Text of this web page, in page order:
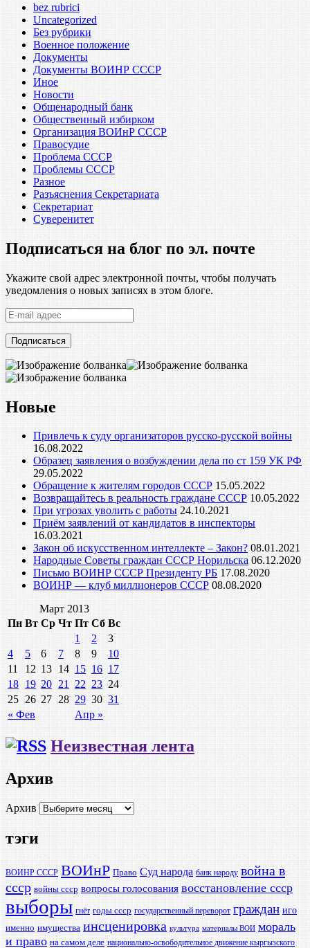
bez rubrici
Uncategorized
Без рубрики
Военное положение
Документы
Документы ВОИНР СССР
Иное
Новости
Общенародный банк
Общественный избирком
Организация ВОИнР СССР
Правосудие
Проблема СССР
Проблемы СССР
Разное
Разъяснения Секретариата
Секретариат
Суверенитет
Подписаться на блог по эл. почте
Укажите свой адрес электронной почты, чтобы получать
уведомления о новых записях в этом блоге.
E-
mail
адрес
Новые
Привлечь к суду организаторов русско-русской войны
16.08.2022
Образец заявления о возбуждении дела по ст 159 УК РФ
29.05.2022
Обращение к жителям городов СССР 15.05.2022
Возвращайтесь в реальность граждане СССР 10.05.2022
При угрозах уволить с работы 24.10.2021
Приём заявлений от кандидатов в инспекторы
16.03.2021
Закон об искусственном интеллекте – Закон? 08.01.2021
Народные Советы граждан СССР Норильска 06.12.2020
Письмо ВОИНР СССР Президенту РБ 17.08.2020
ВОИНР — клуб миллионеров СССР 08.08.2020
Март 2013
Пн Вт Ср Чт Пт Сб Вс
« Фев Апр »
1 2
3
4
5 6 7 8 9
10
11
12 13 14 15 16 17
18 19 20 21 22 23 24
25 26 27 28 29 30 31
Неизвестная лента
Архив
Архив
тэги
ВОИНР СССР ВОИнР Право Суд народа банк народу война в
ссср войны ссср вопросы голосования восстановление ссср
выборы гнёт годы ссср государственный переворот граждан иго
именно имущества инсценировка культура материалы ВОИ мораль
и право на самом деле национально-освободительное движение кыргызского